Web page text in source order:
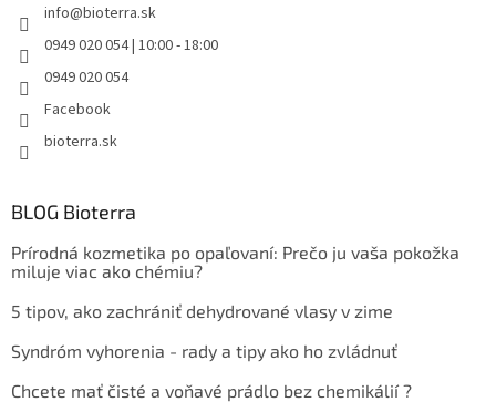
info@bioterra.sk
0949 020 054 | 10:00 - 18:00
0949 020 054
Facebook
bioterra.sk
BLOG Bioterra
Prírodná kozmetika po opaľovaní: Prečo ju vaša pokožka
miluje viac ako chémiu?
5 tipov, ako zachrániť dehydrované vlasy v zime
Syndróm vyhorenia - rady a tipy ako ho zvládnuť
Chcete mať čisté a voňavé prádlo bez chemikálií ?